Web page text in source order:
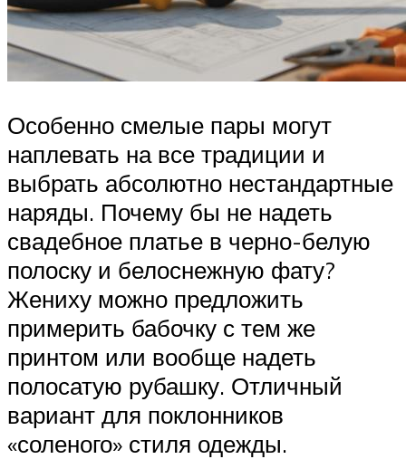
Особенно смелые пары могут
наплевать на все традиции и
выбрать абсолютно нестандартные
наряды. Почему бы не надеть
свадебное платье в черно-белую
полоску и белоснежную фату?
Жениху можно предложить
примерить бабочку с тем же
принтом или вообще надеть
полосатую рубашку. Отличный
вариант для поклонников
«соленого» стиля одежды.